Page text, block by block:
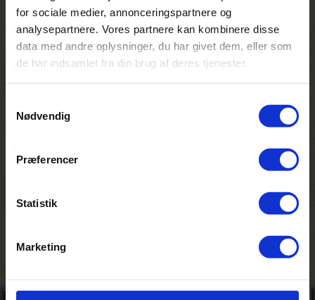
for sociale medier, annonceringspartnere og
analysepartnere. Vores partnere kan kombinere disse
data med andre oplysninger, du har givet dem, eller som
de har indsamlet fra din brug af deres tjenester.
Nødvendig
Præferencer
Statistik
Marketing
energiforbrug. Som erstatning for
plastikflasker udleveres en glasflaske til
genopfyldning.
Campen er ejet af &Beyond, som igennem
Afrika fonden tager sig af landet, de vilde
dyr og befolkningen. De er pionerer inden
i tre årtier gået forrest og bygget firmaet
Personligt minde
en bog, da en kæmpe flok bavianer kom